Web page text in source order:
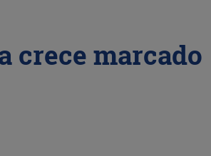
crece marcado